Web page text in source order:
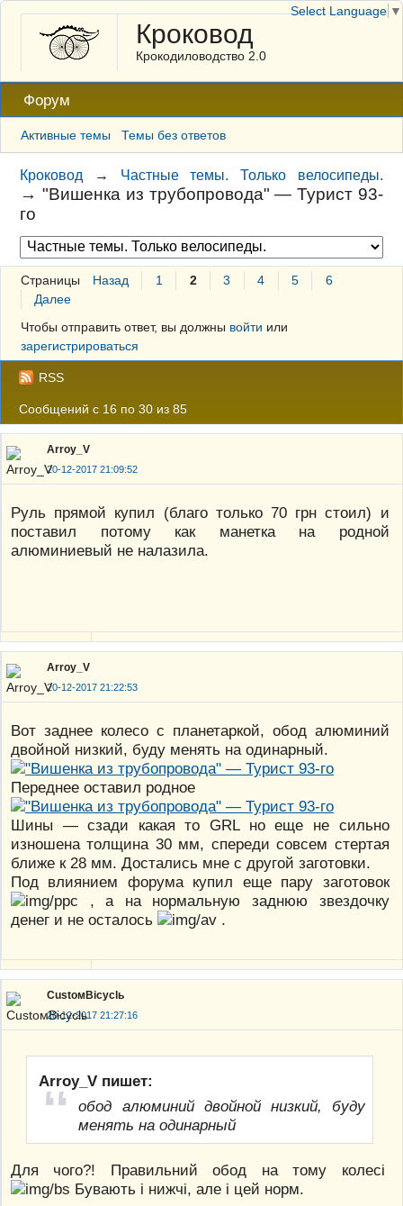
Кроковод
Крокодиловодство 2.0
Форум
Активные темы Темы без ответов
Кроковод → Частные темы. Только велосипеды.
→ "Вишенка из трубопровода" — Турист 93-
го
Страницы Назад 1 2 3 4 5
6
Далее
Чтобы отправить ответ, вы должны войти или
зарегистрироваться
RSS
Сообщений с 16 по 30 из 85
Arroy_V
20-12-2017 21:09:52
Руль прямой купил (благо только 70 грн стоил) и
поставил потому как манетка на родной
алюминиевый не налазила.
Arroy_V
20-12-2017 21:22:53
Вот заднее колесо с планетаркой, обод алюминий
двойной низкий, буду менять на одинарный.
Переднее оставил родное
Шины — сзади какая то GRL но еще не сильно
изношена толщина 30 мм, спереди совсем стертая
ближе к 28 мм. Достались мне с другой заготовки.
Под влиянием форума купил еще пару заготовок
, а на нормальную заднюю звездочку
денег и не осталось
.
CustoмBicyclь
20-12-2017 21:27:16
Arroy_V пишет:
обод алюминий двойной низкий, буду
менять на одинарный
Для чого?! Правильний обод на тому колесі
Бувають і нижчі, але і цей норм.
Select Language ▼